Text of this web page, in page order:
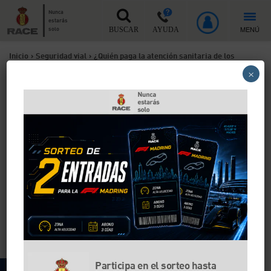
Nunca
estarás
solo
BUSCAR AYUDA MENÚ
Inicio > Seguridad vial > ¿Quién paga la atención sanitaria de los
¿Quién paga la atención
sanitaria de los accidentes
de tráfico?
En caso de accidente, la aseguradora del conductor
responsable cubre con todos los gastos derivados.
Desde el RACE te informamos acerca de tus derechos,
de cómo defenderlos y cómo actuar en caso de
conflicto.
Participa en el sorteo hasta
×